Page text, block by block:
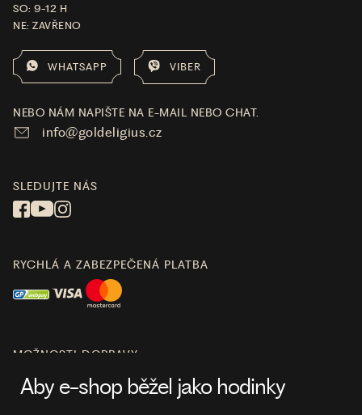
SO: 9-12 H
NE: ZAVŘENO
WHATSAPP VIBER
NEBO NÁM NAPIŠTE NA E-MAIL NEBO CHAT.
info@goldeligius.cz
SLEDUJTE NÁS
RYCHLÁ A ZABEZPEČENÁ PLATBA
MOŽNOSTI DOPRAVY
Aby e-shop běžel jako hodinky